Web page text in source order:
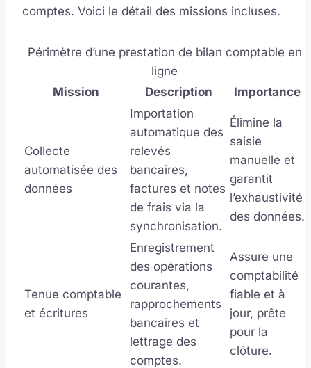
comptes. Voici le détail des missions incluses.
Périmètre d’une prestation de bilan comptable en
ligne
Mission
Description Importance
Collecte
automatisée des
données
Importation
automatique des
relevés
bancaires,
factures et notes
de frais via la
synchronisation.
Élimine la
saisie
manuelle et
garantit
l’exhaustivité
des données.
Tenue comptable
et écritures
Enregistrement
des opérations
courantes,
rapprochements
bancaires et
lettrage des
comptes.
Assure une
comptabilité
fiable et à
jour, prête
pour la
clôture.